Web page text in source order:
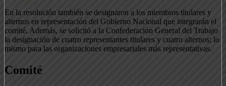
En la resolución también se designaron a los miembros titulares y
alternos en representación del Gobierno Nacional que integrarán el
comité. Además, se solicitó a la Confederación General del Trabajo
la designación de cuatro representantes titulares y cuatro alternos; lo
mismo para las organizaciones empresariales más representativas.
Comité